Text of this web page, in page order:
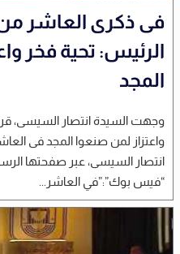
فى ذكرى العاشر
الرئيس: تحية فخر
المجد
وجهت السيدة انتصار السيسى،
واعتزاز لمن صنعوا المجد فى
انتصار السيسى، عبر صفحتها
“فيس بوك”:”في العاشر...